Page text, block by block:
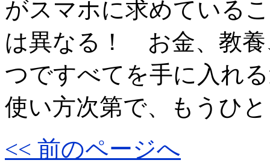
がスマホに求めている
は異なる！ お金、教
つですべてを手に入れ
使い方次第で、もうひ
<< 前のページへ